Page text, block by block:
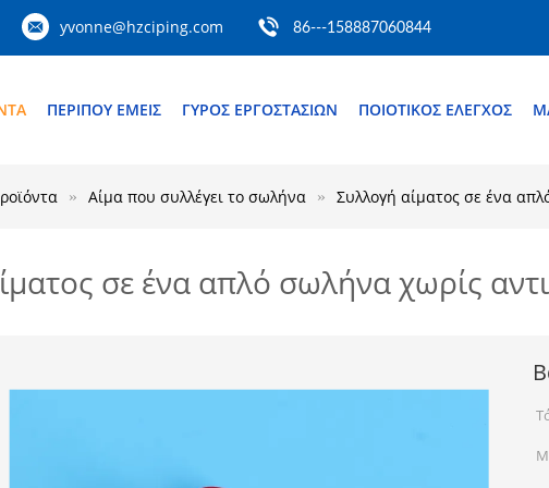
yvonne@hzciping.com 86---158887060844
ΠΕΡΊΠΟΥ ΕΜΕΊΣ ΓΎΡΟΣ ΕΡΓΟΣΤΑΣΊΩΝ ΠΟΙΟΤΙΚΌΣ ΈΛΕΓΧΟΣ
Αίμα που συλλέγει το σωλήνα Συλλογή αίματος σε ένα
σε ένα απλό σωλήνα χωρίς